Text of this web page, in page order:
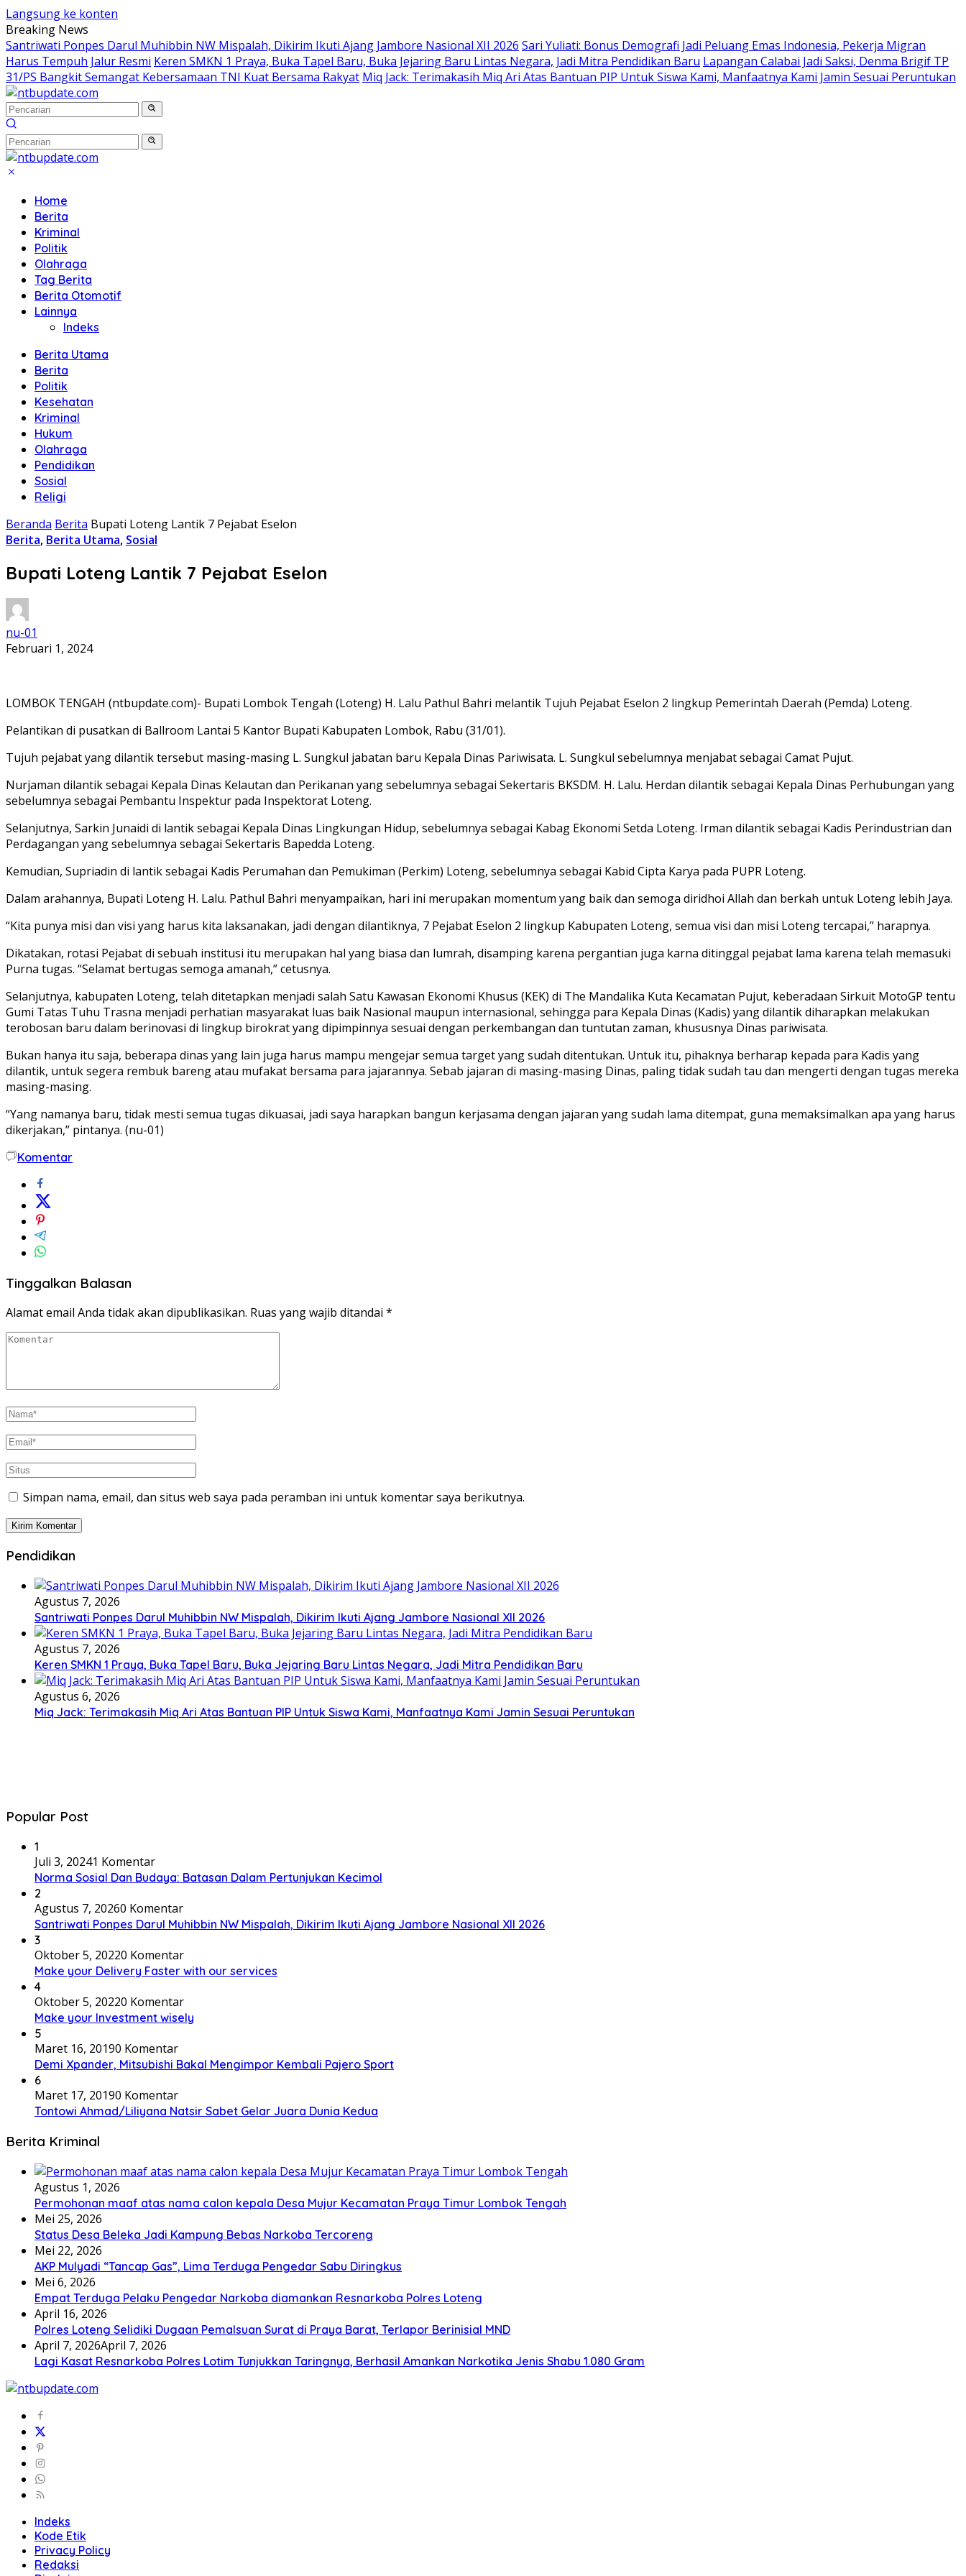
Langsung ke konten
Breaking News
Santriwati Ponpes Darul Muhibbin NW Mispalah, Dikirim Ikuti Ajang Jambore Nasional XII 2026 Sari Yuliati: Bonus Demografi Jadi Peluang Emas Indonesia, Pekerja Migran
Harus Tempuh Jalur Resmi Keren SMKN 1 Praya, Buka Tapel Baru, Buka Jejaring Baru Lintas Negara, Jadi Mitra Pendidikan Baru Lapangan Calabai Jadi Saksi, Denma Brigif TP
31/PS Bangkit Semangat Kebersamaan TNI Kuat Bersama Rakyat Miq Jack: Terimakasih Miq Ari Atas Bantuan PIP Untuk Siswa Kami, Manfaatnya Kami Jamin Sesuai Peruntukan
Home
Berita
Kriminal
Politik
Olahraga
Tag Berita
Berita Otomotif
Lainnya
Indeks
Berita Utama
Berita
Politik
Kesehatan
Kriminal
Hukum
Olahraga
Pendidikan
Sosial
Religi
Beranda Berita Bupati Loteng Lantik 7 Pejabat Eselon
Berita, Berita Utama, Sosial
Bupati Loteng Lantik 7 Pejabat Eselon
nu-01
Februari 1, 2024
LOMBOK TENGAH (ntbupdate.com)- Bupati Lombok Tengah (Loteng) H. Lalu Pathul Bahri melantik Tujuh Pejabat Eselon 2 lingkup Pemerintah Daerah (Pemda) Loteng.
Pelantikan di pusatkan di Ballroom Lantai 5 Kantor Bupati Kabupaten Lombok, Rabu (31/01).
Tujuh pejabat yang dilantik tersebut masing-masing L. Sungkul jabatan baru Kepala Dinas Pariwisata. L. Sungkul sebelumnya menjabat sebagai Camat Pujut.
Nurjaman dilantik sebagai Kepala Dinas Kelautan dan Perikanan yang sebelumnya sebagai Sekertaris BKSDM. H. Lalu. Herdan dilantik sebagai Kepala Dinas Perhubungan yang
sebelumnya sebagai Pembantu Inspektur pada Inspektorat Loteng.
Selanjutnya, Sarkin Junaidi di lantik sebagai Kepala Dinas Lingkungan Hidup, sebelumnya sebagai Kabag Ekonomi Setda Loteng. Irman dilantik sebagai Kadis Perindustrian dan
Perdagangan yang sebelumnya sebagai Sekertaris Bapedda Loteng.
Kemudian, Supriadin di lantik sebagai Kadis Perumahan dan Pemukiman (Perkim) Loteng, sebelumnya sebagai Kabid Cipta Karya pada PUPR Loteng.
Dalam arahannya, Bupati Loteng H. Lalu. Pathul Bahri menyampaikan, hari ini merupakan momentum yang baik dan semoga diridhoi Allah dan berkah untuk Loteng lebih Jaya.
“Kita punya misi dan visi yang harus kita laksanakan, jadi dengan dilantiknya, 7 Pejabat Eselon 2 lingkup Kabupaten Loteng, semua visi dan misi Loteng tercapai,” harapnya.
Dikatakan, rotasi Pejabat di sebuah institusi itu merupakan hal yang biasa dan lumrah, disamping karena pergantian juga karna ditinggal pejabat lama karena telah memasuki
Purna tugas. “Selamat bertugas semoga amanah,” cetusnya.
Selanjutnya, kabupaten Loteng, telah ditetapkan menjadi salah Satu Kawasan Ekonomi Khusus (KEK) di The Mandalika Kuta Kecamatan Pujut, keberadaan Sirkuit MotoGP tentu
Gumi Tatas Tuhu Trasna menjadi perhatian masyarakat luas baik Nasional maupun internasional, sehingga para Kepala Dinas (Kadis) yang dilantik diharapkan melakukan
terobosan baru dalam berinovasi di lingkup birokrat yang dipimpinnya sesuai dengan perkembangan dan tuntutan zaman, khususnya Dinas pariwisata.
Bukan hanya itu saja, beberapa dinas yang lain juga harus mampu mengejar semua target yang sudah ditentukan. Untuk itu, pihaknya berharap kepada para Kadis yang
dilantik, untuk segera rembuk bareng atau mufakat bersama para jajarannya. Sebab jajaran di masing-masing Dinas, paling tidak sudah tau dan mengerti dengan tugas mereka
masing-masing.
“Yang namanya baru, tidak mesti semua tugas dikuasai, jadi saya harapkan bangun kerjasama dengan jajaran yang sudah lama ditempat, guna memaksimalkan apa yang harus
dikerjakan,” pintanya. (nu-01)
Komentar
Tinggalkan Balasan
Alamat email Anda tidak akan dipublikasikan. Ruas yang wajib ditandai *
Simpan nama, email, dan situs web saya pada peramban ini untuk komentar saya berikutnya.
Pendidikan
Agustus 7, 2026
Santriwati Ponpes Darul Muhibbin NW Mispalah, Dikirim Ikuti Ajang Jambore Nasional XII 2026
Agustus 7, 2026
Keren SMKN 1 Praya, Buka Tapel Baru, Buka Jejaring Baru Lintas Negara, Jadi Mitra Pendidikan Baru
Agustus 6, 2026
Miq Jack: Terimakasih Miq Ari Atas Bantuan PIP Untuk Siswa Kami, Manfaatnya Kami Jamin Sesuai Peruntukan
Popular Post
1
Juli 3, 20241 Komentar
Norma Sosial Dan Budaya: Batasan Dalam Pertunjukan Kecimol
2
Agustus 7, 20260 Komentar
Santriwati Ponpes Darul Muhibbin NW Mispalah, Dikirim Ikuti Ajang Jambore Nasional XII 2026
3
Oktober 5, 20220 Komentar
Make your Delivery Faster with our services
4
Oktober 5, 20220 Komentar
Make your Investment wisely
5
Maret 16, 20190 Komentar
Demi Xpander, Mitsubishi Bakal Mengimpor Kembali Pajero Sport
6
Maret 17, 20190 Komentar
Tontowi Ahmad/Liliyana Natsir Sabet Gelar Juara Dunia Kedua
Berita Kriminal
Agustus 1, 2026
Permohonan maaf atas nama calon kepala Desa Mujur Kecamatan Praya Timur Lombok Tengah
Mei 25, 2026
Status Desa Beleka Jadi ‎Kampung Bebas Narkoba Tercoreng
Mei 22, 2026
AKP Mulyadi “Tancap Gas”, Lima Terduga Pengedar Sabu Diringkus
Mei 6, 2026
Empat Terduga Pelaku Pengedar Narkoba diamankan Resnarkoba Polres Loteng
April 16, 2026
Polres Loteng Selidiki Dugaan Pemalsuan Surat di Praya Barat, Terlapor Berinisial MND
April 7, 2026April 7, 2026
Lagi Kasat Resnarkoba Polres Lotim Tunjukkan Taringnya, Berhasil Amankan Narkotika Jenis Shabu 1.080 Gram
Indeks
Kode Etik
Privacy Policy
Redaksi